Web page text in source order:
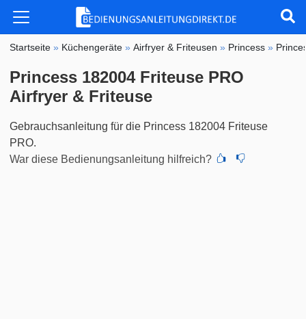
Startseite » Küchengeräte »Airfryer & Friteusen » Princess »
Princess 182004 Friteuse PRO
Airfryer & Friteuse
Gebrauchsanleitung für die Princess 182004 Friteuse
PRO.
War diese Bedienungsanleitung hilfreich?